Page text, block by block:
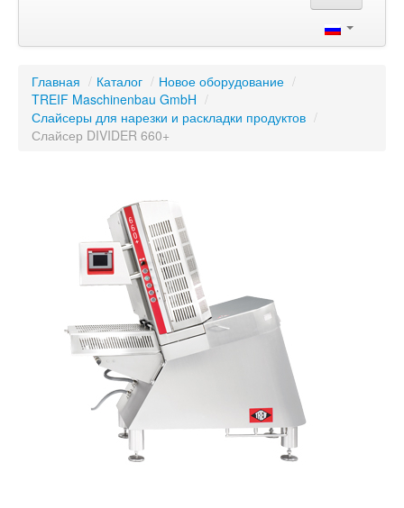
Наши партнеры
Консалтинг
Контакт
Главная / Каталог / Новое оборудование /
TREIF Maschinenbau GmbH /
Слайсеры для нарезки и раскладки продуктов /
Слайсер DIVIDER 660+